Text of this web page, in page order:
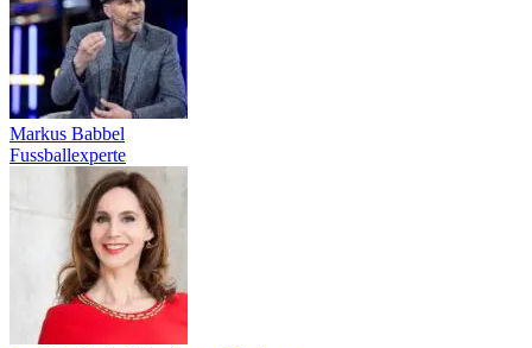
Markus Babbel
Fussballexperte